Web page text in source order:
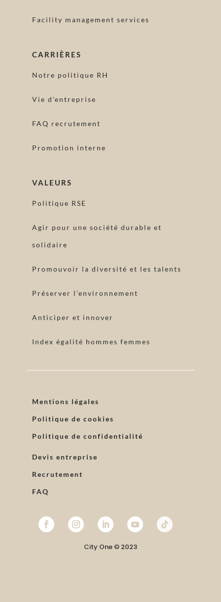
Facility management services
CARRIÈRES
Notre politique RH
Vie d'entreprise
FAQ recrutement
Promotion interne
VALEURS
Politique RSE
Agir pour une société durable et
solidaire
Promouvoir la diversité et les talents
Préserver l’environnement
Anticiper et innover
Index égalité hommes femmes
Mentions légales
Politique de cookies
Politique de confidentialité
Devis entreprise
Recrutement
FAQ
City One © 2023